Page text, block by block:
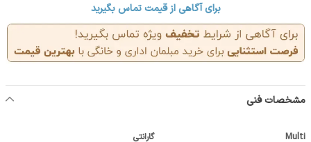
برای آگاهی از قیمت تماس بگیرید
مشخصات فنی
Multi
گارانتی